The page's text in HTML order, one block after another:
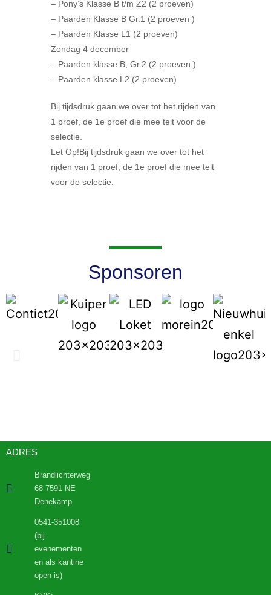
– Pony’s Klasse B t/m Z2 (2 proeven)
– Paarden Klasse B Gr.1 (2 proeven )
– Paarden Klasse L1 (2 proeven)
Zondag 4 december
– Paarden klasse B, Gr.2 (2 proeven )
– Paarden klasse L2 (2 proeven)
Bij tijdsdruk gaan we over tot het rijden van
1 proef, de 1e proef die mee telt voor de
selectie.
Let Op!Bij tijdsdruk gaan we over tot het
rijden van 1 proef, de 1e proef die mee telt
voor de selectie.
Sponsoren
ADRES
Brandlichterweg
68 7591 NE
Denekamp
0541-351008
(bij
evenementen
en als kantine
open is)